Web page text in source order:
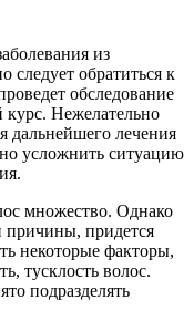
из
следует обратиться к
обследование
Нежелательно
дальнейшего лечения
усложнить ситуацию
множество. Однако
причины, придется
некоторые факторы,
тусклость волос.
подразделять